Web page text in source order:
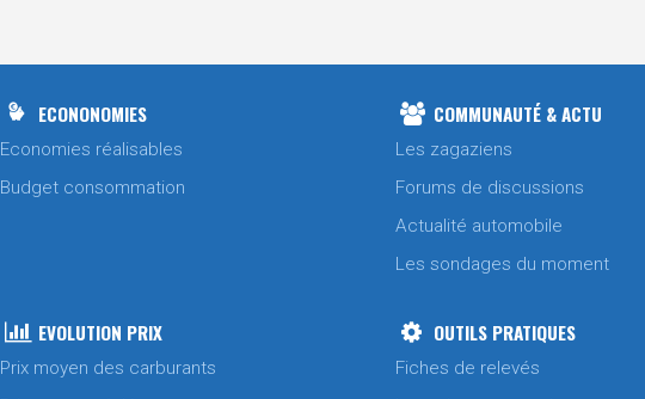
ECONONOMIES
Economies réalisables
Budget consommation
COMMUNAUTÉ & ACTU
Les zagaziens
Forums de discussions
Actualité automobile
Les sondages du moment
EVOLUTION PRIX
Prix moyen des carburants
OUTILS PRATIQUES
Fiches de relevés